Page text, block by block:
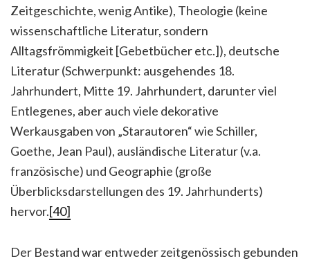
Zeitgeschichte, wenig Antike), Theologie (keine
wissenschaftliche Literatur, sondern
Alltagsfrömmigkeit [Gebetbücher etc.]), deutsche
Literatur (Schwerpunkt: ausgehendes 18.
Jahrhundert, Mitte 19. Jahrhundert, darunter viel
Entlegenes, aber auch viele dekorative
Werkausgaben von „Starautoren“ wie Schiller,
Goethe, Jean Paul), ausländische Literatur (v.a.
französische) und Geographie (große
Überblicksdarstellungen des 19. Jahrhunderts)
hervor.[40]
Der Bestand war entweder zeitgenössisch gebunden